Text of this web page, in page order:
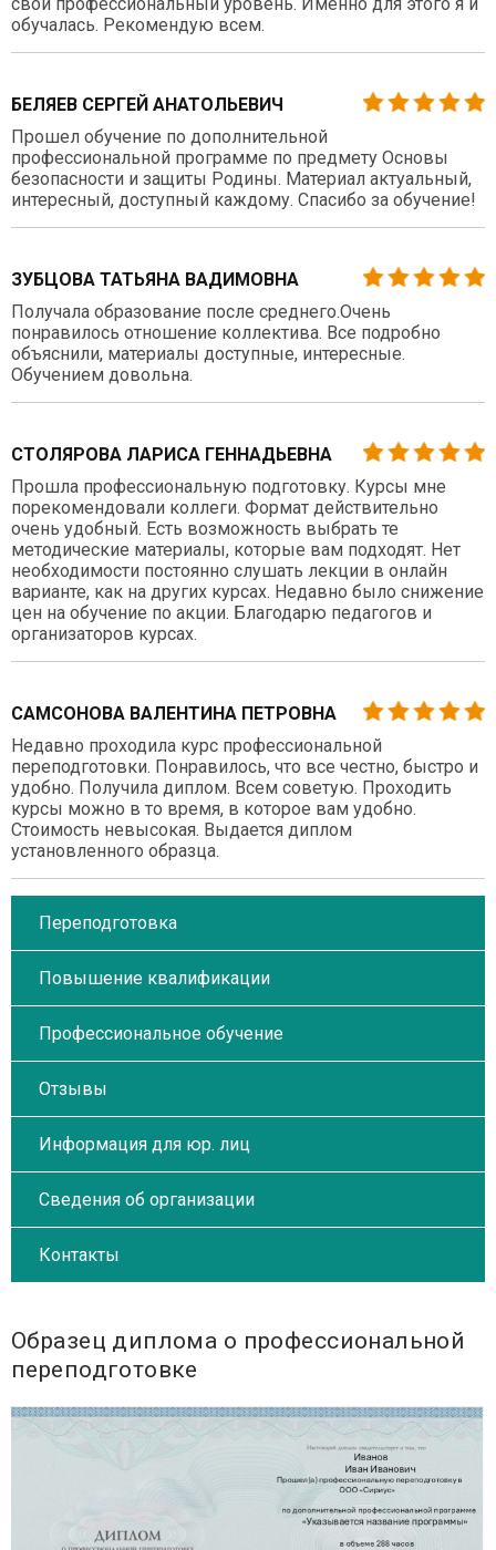
обучалась. Рекомендую всем.
БЕЛЯЕВ СЕРГЕЙ АНАТОЛЬЕВИЧ
Прошел обучение по дополнительной
профессиональной программе по предмету Основы
безопасности и защиты Родины. Материал актуальный,
интересный, доступный каждому. Спасибо за обучение!
ЗУБЦОВА ТАТЬЯНА ВАДИМОВНА
Получала образование после среднего.Очень
понравилось отношение коллектива. Все подробно
объяснили, материалы доступные, интересные.
Обучением довольна.
СТОЛЯРОВА ЛАРИСА ГЕННАДЬЕВНА
Прошла профессиональную подготовку. Курсы мне
порекомендовали коллеги. Формат действительно
очень удобный. Есть возможность выбрать те
методические материалы, которые вам подходят. Нет
необходимости постоянно слушать лекции в онлайн
варианте, как на других курсах. Недавно было снижение
цен на обучение по акции. Благодарю педагогов и
организаторов курсах.
САМСОНОВА ВАЛЕНТИНА ПЕТРОВНА
Недавно проходила курс профессиональной
переподготовки. Понравилось, что все честно, быстро и
удобно. Получила диплом. Всем советую. Проходить
курсы можно в то время, в которое вам удобно.
Стоимость невысокая. Выдается диплом
установленного образца.
Переподготовка
Повышение квалификации
Профессиональное обучение
Отзывы
Информация для юр. лиц
Сведения об организации
Контакты
Образец диплома о профессиональной
переподготовке